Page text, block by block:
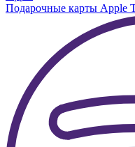
Подарочные карты Apple